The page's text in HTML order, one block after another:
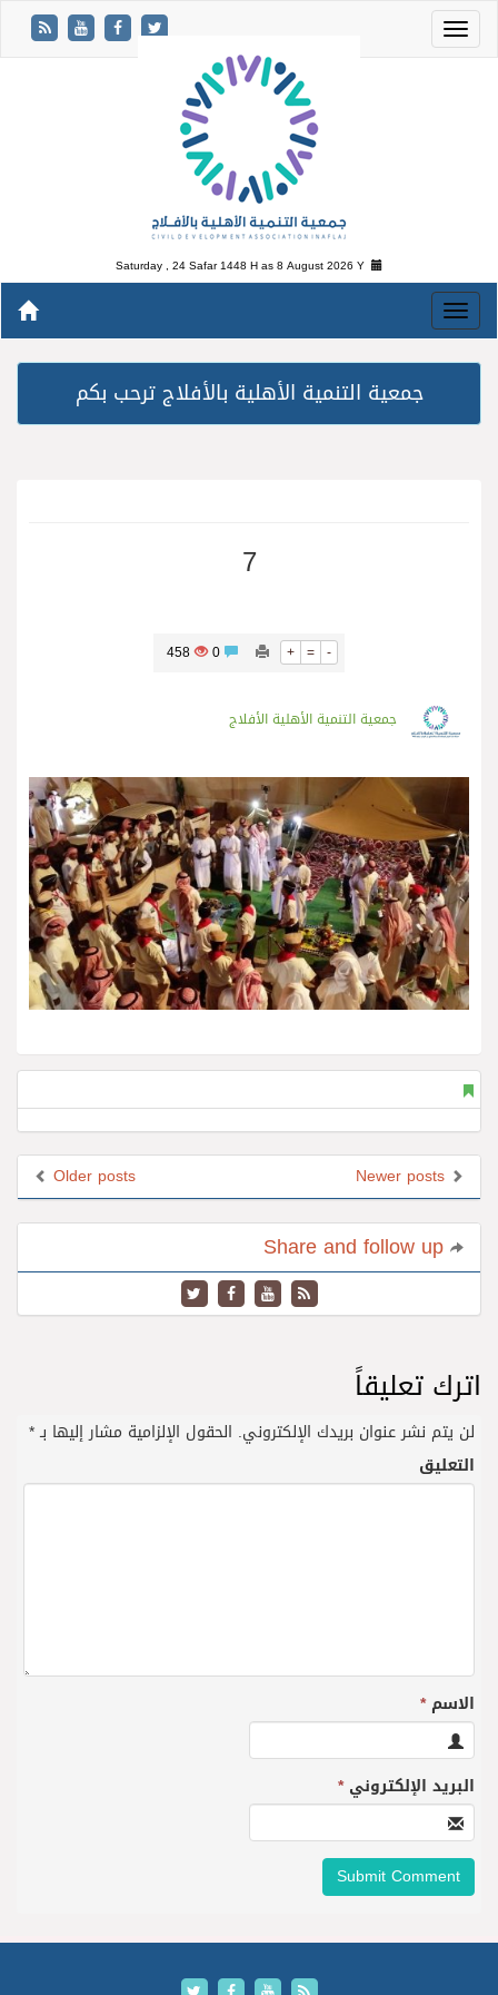
Saturday , 24 Safar 1448 H as8 August 2026 Y
جمعية التنمية الأهلية بالأفلاج ترحب بكم
7
+ = -
458
جمعية التنمية الأهلية الأفلاج
Older posts
اترك تعليقاً
لن يتم نشر عنوان بريدك الإلكتروني. الحقول الإلزامية مشار إليها بـ*
التعليق
الاسم*
البريد الإلكتروني*